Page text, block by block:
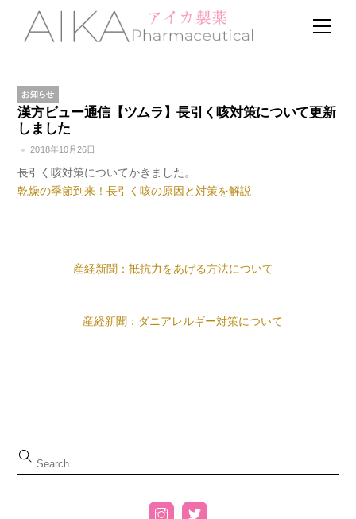
content
お知らせ
漢方ビュー通信【ツムラ】長引く咳対策について更新
しました
2018年10月26日
長引く咳対策についてかきました。
乾燥の季節到来！長引く咳の原因と対策を解説
産経新聞：抵抗力をあげる方法について
産経新聞：ダニアレルギー対策について